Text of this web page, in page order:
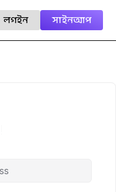
সাইনআপ
লগইন